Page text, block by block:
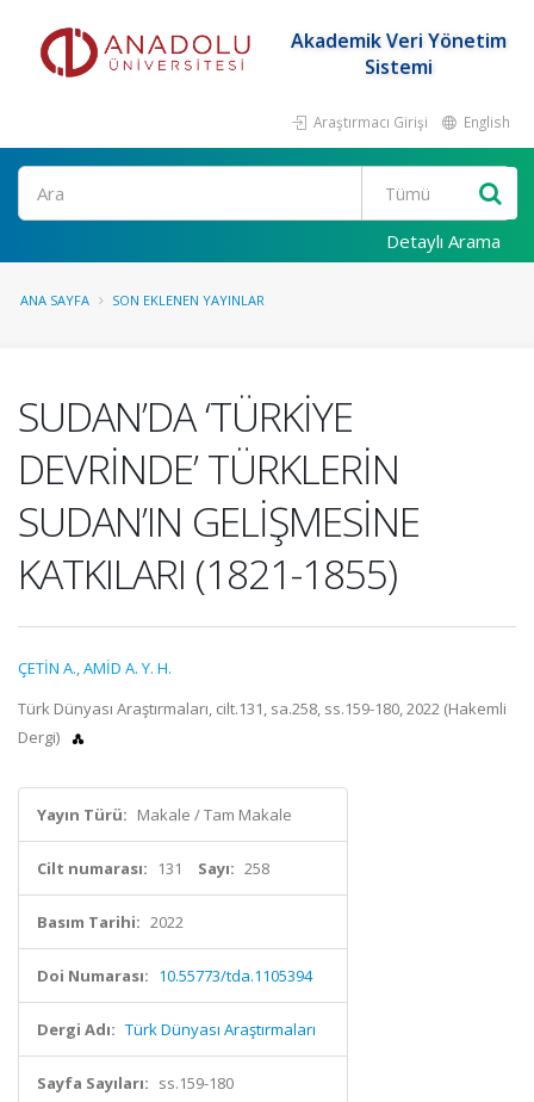
Akademik Veri Yönetim
Sistemi
Araştırmacı Girişi English
Ara
Detaylı Arama
ANA SAYFA SON EKLENEN YAYINLAR
SUDAN’DA ‘TÜRKİYE
DEVRİNDE’ TÜRKLERİN
SUDAN’IN GELİŞMESİNE
KATKILARI (1821-1855)
ÇETİN A.,AMİD A. Y. H.
Türk Dünyası Araştırmaları, cilt.131, sa.258, ss.159-180, 2022 (Hakemli
Dergi)
Yayın Türü: Makale / Tam Makale
Cilt numarası: 131 Sayı: 258
Basım Tarihi: 2022
Doi Numarası: 10.55773/tda.1105394
Dergi Adı: Türk Dünyası Araştırmaları
Sayfa Sayıları: ss.159-180